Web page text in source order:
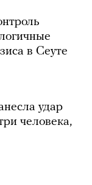
в Сеуте
удар
человека,